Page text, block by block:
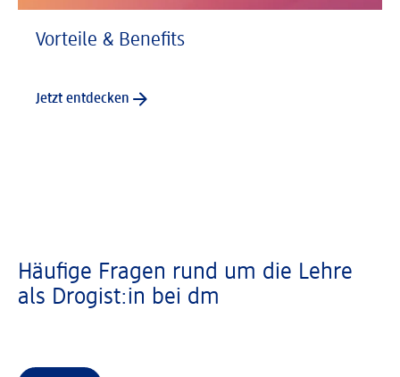
Vorteile & Benefits
Jetzt entdecken
Häufige Fragen rund um die Lehre
als Drogist:in bei dm